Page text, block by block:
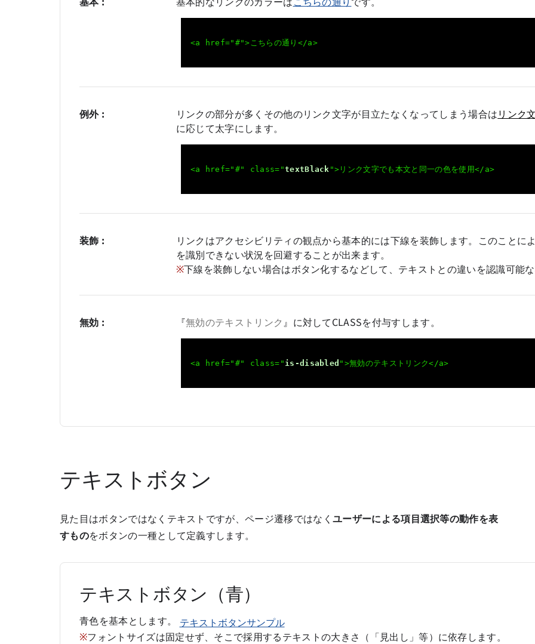
<a href="#">こちらの通り</a>
例外 : リンクの部分が多くその他のリンク文字が目立たなくなってしまう場合はリンク
に応じて太字にします。
<a href="#" class="textBlack ">リンク文字でも本文と同一の色を使用</a>
装飾 :
リンクはアクセシビリティの観点から基本的には下線を装飾します。このことに
を識別できない状況を回避することが出来ます。
※下線を装飾しない場合はボタン化するなどして、テキストとの違いを認識可能
無効 : 『無効のテキストリンク 』に対してCLASSを付与すします。
<a href="#" class="is-disabled ">無効のテキストリンク</a>
テキストボタン
見た目はボタンではなくテキストですが、ページ遷移ではなく ユーザーによる項目選択等の動作を表
すものをボタンの一種として定義すします。
テキストボタン（青）
青色を基本とします。 テキストボタンサンプル
※フォントサイズは固定せず、そこで採用するテキストの大きさ（「見出し」等）に依存します。